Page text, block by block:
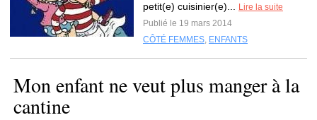
petit(e) cuisinier(e)...
Lire la suite
Publié le 19 mars 2014
CÔTÉ FEMMES, ENFANTS
Mon enfant ne veut plus manger à la
cantine